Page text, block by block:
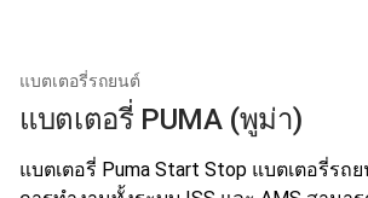
แบตเตอรี่รถยนต์
แบตเตอรี่ PUMA (พูม่า)
แบตเตอรี่ Puma Start Stop แบตเตอรี่รถ